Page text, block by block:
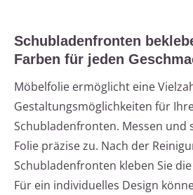
Schubladenfronten
Farben für jeden
Möbelfolie ermöglicht eine
Gestaltungsmöglichkeiten für
Schubladenfronten. Messen und
Folie präzise zu. Nach der
Schubladenfronten kleben Sie
Für ein individuelles Design